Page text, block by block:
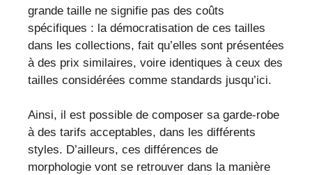
grande taille ne signifie pas des coûts
spécifiques : la démocratisation de ces tailles
dans les collections, fait qu’elles sont présentées
à des prix similaires, voire identiques à ceux des
tailles considérées comme standards jusqu’ici.
Ainsi, il est possible de composer sa garde-robe
à des tarifs acceptables, dans les différents
styles. D’ailleurs, ces différences de
morphologie vont se retrouver dans la manière